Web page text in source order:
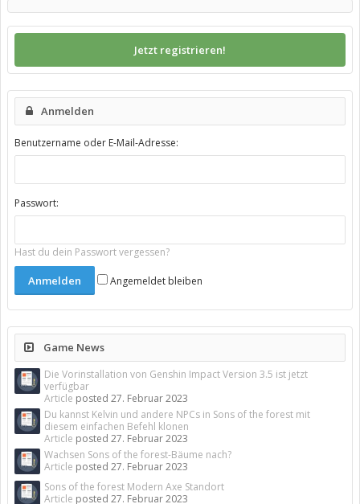
Jetzt registrieren!
Anmelden
Benutzername oder E-Mail-Adresse:
Passwort:
Hast du dein Passwort vergessen?
Angemeldet bleiben
Game News
Die Vorinstallation von Genshin Impact Version 3.5 ist jetzt
verfügbar
Article posted 27. Februar 2023
Du kannst Kelvin und andere NPCs in Sons of the forest mit
diesem einfachen Befehl klonen
Article posted 27. Februar 2023
Wachsen Sons of the forest-Bäume nach?
Article posted 27. Februar 2023
Sons of the forest Modern Axe Standort
Article posted 27. Februar 2023